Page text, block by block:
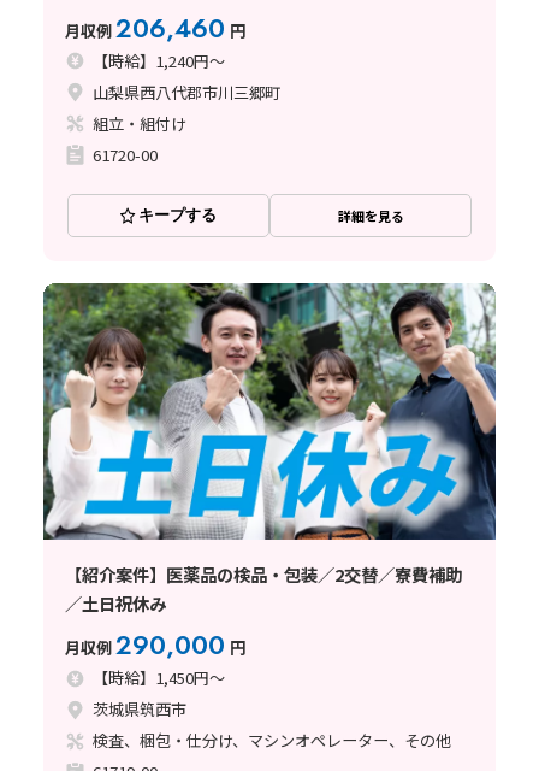
月収例206,460 円
【時給】1,240円～
山梨県西八代郡市川三郷町
組立・組付け
61720-00
キープする 詳細を見る
【紹介案件】医薬品の検品・包装／2交替／寮費補助
／土日祝休み
月収例290,000 円
【時給】1,450円～
茨城県筑西市
検査、梱包・仕分け、マシンオペレーター、その他